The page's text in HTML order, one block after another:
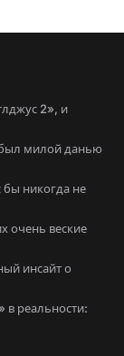
2», и
милой данью
бы никогда не
очень веские
инсайт о
в реальности: